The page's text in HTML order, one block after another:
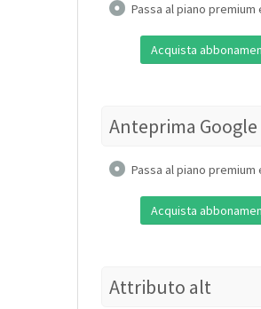
Passa al piano
Acquista
Anteprima Google
Passa al piano
Acquista
Attributo alt